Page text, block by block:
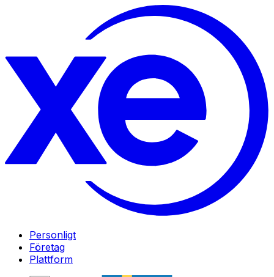
Personligt
Företag
Plattform